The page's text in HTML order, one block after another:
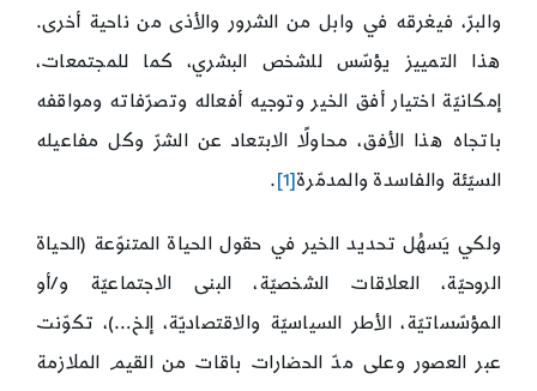
والبرّ، فيغرقه في وابل من الشرور والأذى من ناحية أخرى.
هذا التمييز يؤسّس للشخص البشري، كما للمجتمعات،
إمكانيّة اختيار أفق الخير وتوجيه أفعاله وتصرّفاته ومواقفه
باتجاه هذا الأفق، محاولًا الابتعاد عن الشرّ وكل مفاعيله
السيّئة والفاسدة والمدمّرة[1]
.
ولكي يَسهُل تحديد الخير في حقول الحياة المتنوّعة (الحياة
الروحيّة، العلاقات الشخصيّة، البنى الاجتماعيّة و/أو
المؤسّساتيّة، الأطر السياسيّة والاقتصاديّة، إلخ…)، تكوّنت
عبر العصور وعلى مدّ الحضارات باقات من القيم الملازمة